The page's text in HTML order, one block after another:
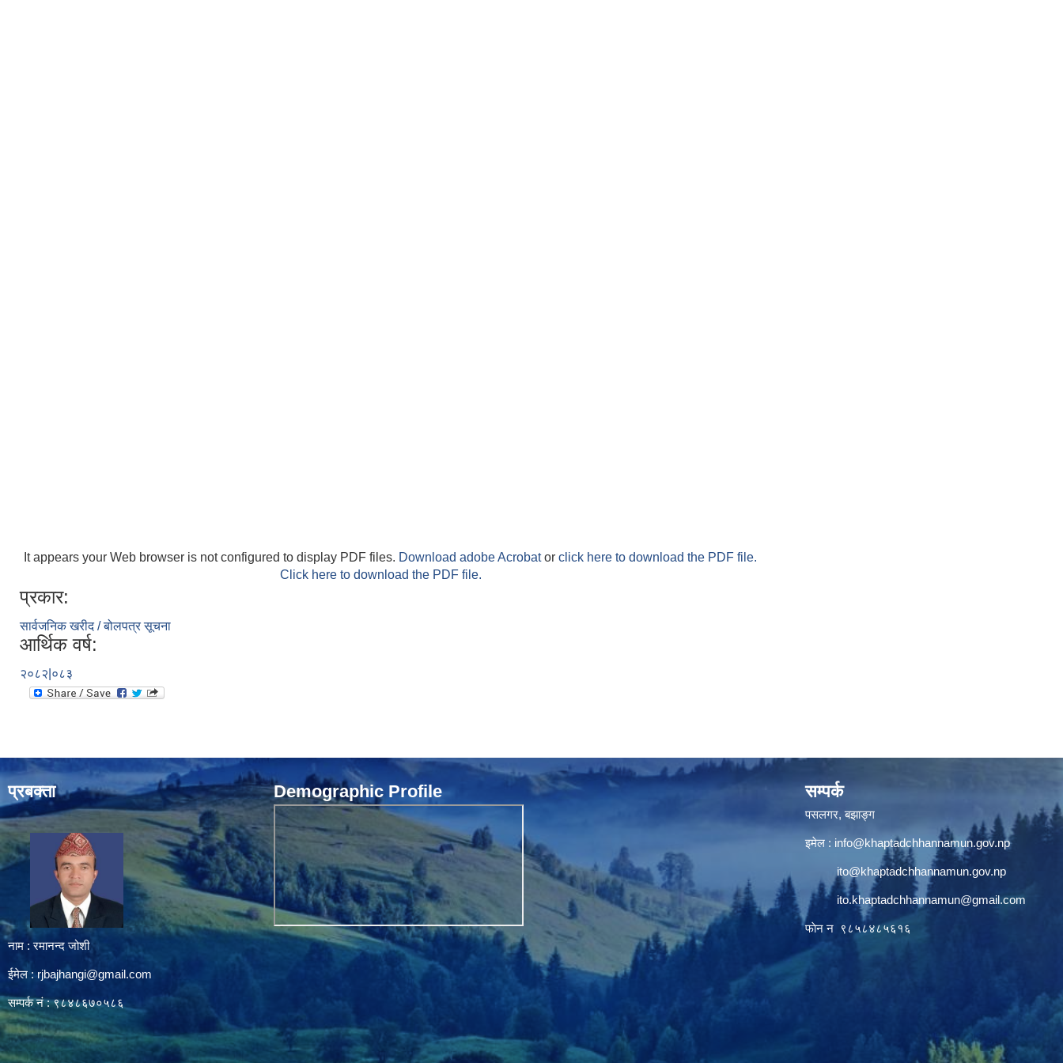
It appears your Web browser is not configured to display PDF files. Download adobe Acrobator click here to download the PDF file.
Click here to download the PDF file.
प्रकार:
सार्वजनिक खरीद / बोलपत्र सूचना
आर्थिक वर्ष:
२०८२|०८३
प्रबक्ता
नाम : रमानन्द जोशी
ईमेल :rjbajhangi@gmail.com
सम्पर्क नं : ९८४८६७०५८६
Demographic Profile सम्पर्क
पसलगर, बझाङ्ग
इमेल : info@khaptadchhannamun.gov.np
ito@khaptadchhannamun.gov.np
ito.khaptadchhannamun@gmail.com
फाेन न‌‍‍ ९८५८४८५६१६